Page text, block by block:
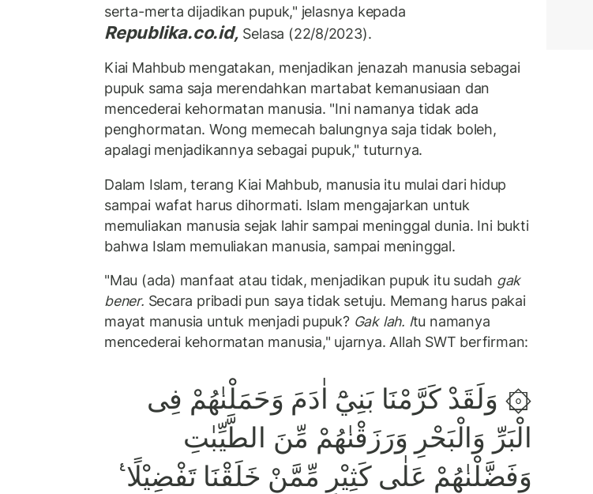
serta-merta dijadikan pupuk," jelasnya kepada
Republika.co.id, Selasa (22/8/2023).
Kiai Mahbub mengatakan, menjadikan jenazah manusia sebagai
pupuk sama saja merendahkan martabat kemanusiaan dan
mencederai kehormatan manusia. "Ini namanya tidak ada
penghormatan. Wong memecah balungnya saja tidak boleh,
apalagi menjadikannya sebagai pupuk," tuturnya.
Dalam Islam, terang Kiai Mahbub, manusia itu mulai dari hidup
sampai wafat harus dihormati. Islam mengajarkan untuk
memuliakan manusia sejak lahir sampai meninggal dunia. Ini bukti
bahwa Islam memuliakan manusia, sampai meninggal.
"Mau (ada) manfaat atau tidak, menjadikan pupuk itu sudah gak
bener. Secara pribadi pun saya tidak setuju. Memang harus pakai
mayat manusia untuk menjadi pupuk?Gak lah. Itu namanya
mencederai kehormatan manusia," ujarnya. Allah SWT berfirman:
۞ وَلَقَدْ كَرَّمْنَا بَنِيْٓ اٰدَمَ وَحَمَلْنٰهُمْ فِى
الْبَرِّ وَالْبَحْرِ وَرَزَقْنٰهُمْ مِّنَ الطَّيِّبٰتِ
وَفَضَّلْنٰهُمْ عَلٰى كَثِيْرٍ مِّمَّنْ خَلَقْنَا تَفْضِيْلًا ࣖ